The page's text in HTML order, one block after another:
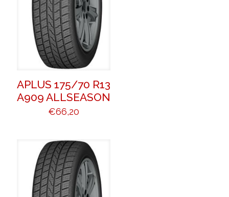
APLUS 175/70 R13
A909 ALLSEASON
€66,20